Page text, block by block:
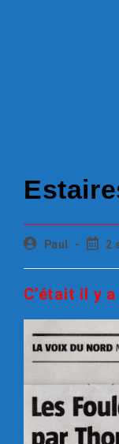
Paul 2
C’était il y